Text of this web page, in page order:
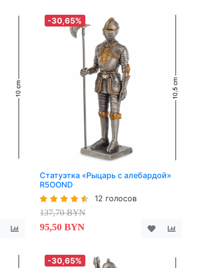
-30,65%
Статуэтка «Рыцарь с алебардой»
R5OOND
12 голосов
137,70 BYN
95,50 BYN
-30,65%